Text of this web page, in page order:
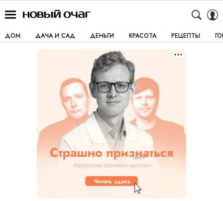
ДОМ ДАЧА И САД ДЕНЬГИ КРАСОТА РЕЦЕПТЫ